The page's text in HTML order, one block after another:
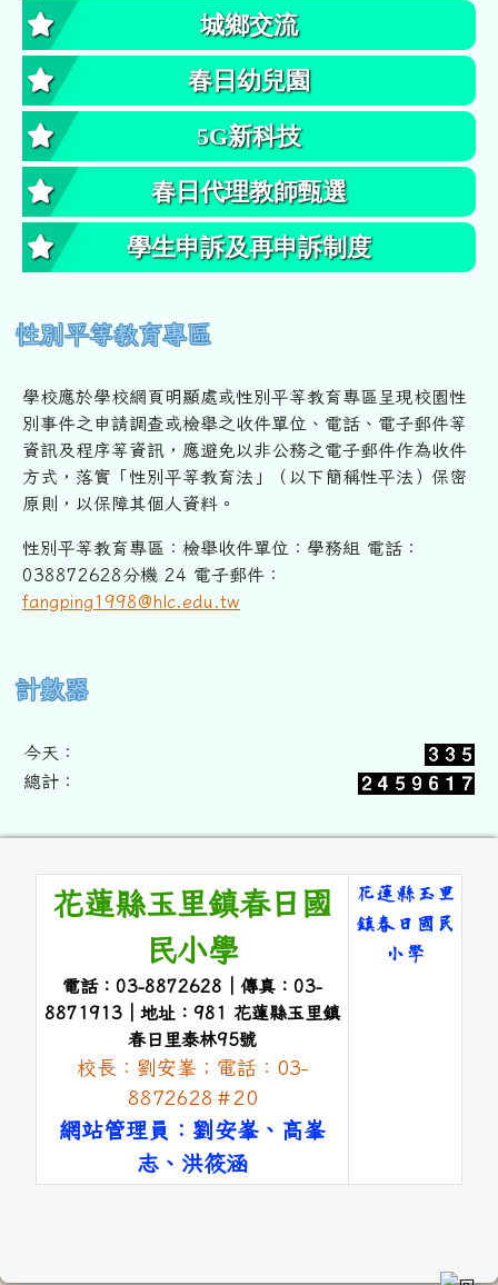
城鄉交流
春日幼兒園
5G新科技
春日代理教師甄選
學生申訴及再申訴制度
性別平等教育專區
學校應於學校網頁明顯處或性別平等教育專區呈現校園性
別事件之申請調查或檢舉之收件單位、電話、電子郵件等
資訊及程序等資訊， 應避免以非公務之電子郵件作為收件
方式，落實「性別平等教育法」
（以下簡稱性平法）保密
原則，以保障其個人資料。
性別平等教育專區：檢舉收件單位：學務組 電話：
038872628分機 24 電子郵件：
fangping1998@hlc.edu.tw
右邊區域內容
計數器
今天：
總計：
頁尾區域內容
花蓮縣玉里鎮春日國
民小學
電話：03-8872628｜傳真：03-
8871913｜地址：981 花蓮縣玉里鎮
春日里泰林95號
校長：劉安峯；電話：03-
8872628＃20
網站管理員：劉安峯、高峯
志、洪筱涵
花蓮縣玉里
鎮春日國民
小學